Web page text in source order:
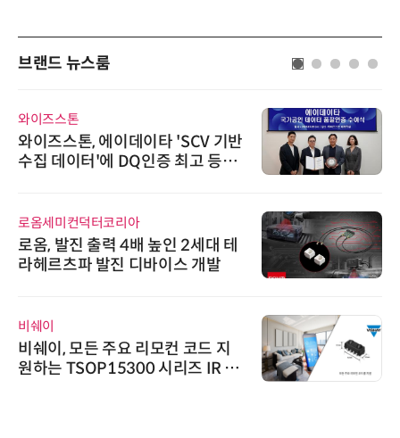
브랜드 뉴스룸
와이즈스톤
와이즈스톤, 에이데이타 'SCV 기반
수집 데이터'에 DQ인증 최고 등급
로옴세미컨덕터코리아
로옴, 발진 출력 4배 높인 2세대 테
라헤르츠파 발진 디바이스 개발
비쉐이
비쉐이, 모든 주요 리모컨 코드 지
원하는 TSOP15300 시리즈 IR 수